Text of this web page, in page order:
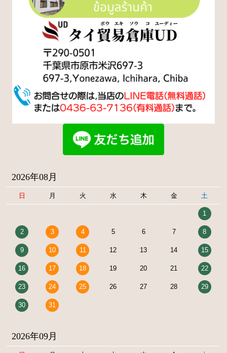
2026年08月
日 月 火 水 木 金 土
1
2 3 4 5 6 7 8
9 10 11 12 13 14 15
16 17 18 19 20 21 22
23 24 25 26 27 28 29
30 31
2026年09月